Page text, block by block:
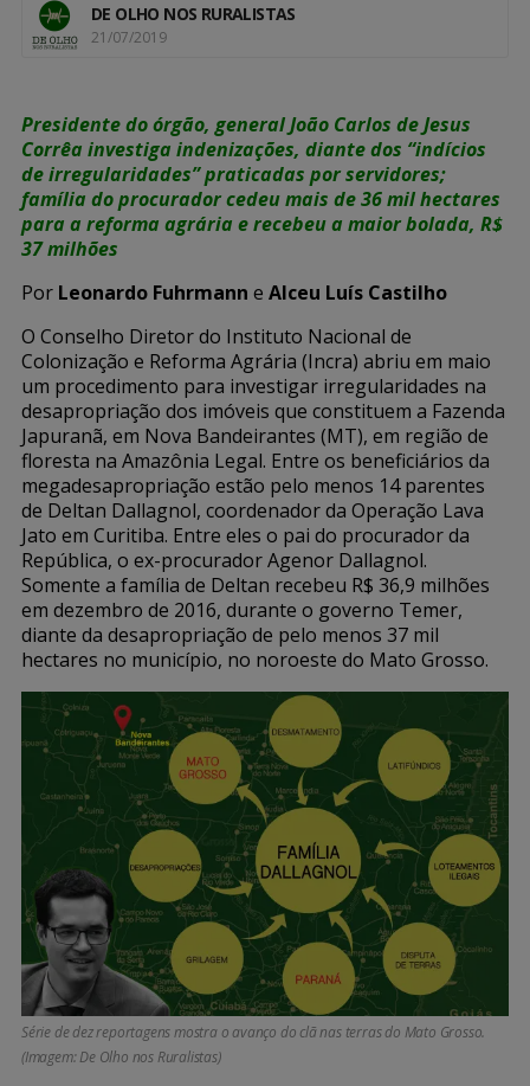
DE OLHO NOS RURALISTAS
21/07/2019
Presidente do órgão, general João Carlos de Jesus
Corrêa investiga indenizações, diante dos “indícios
de irregularidades” praticadas por servidores;
família do procurador cedeu mais de 36 mil hectares
para a reforma agrária e recebeu a maior bolada, R$
37 milhões
Por Leonardo Fuhrmann e Alceu Luís Castilho
O Conselho Diretor do Instituto Nacional de
Colonização e Reforma Agrária (Incra) abriu em maio
um procedimento para investigar irregularidades na
desapropriação dos imóveis que constituem a Fazenda
Japuranã, em Nova Bandeirantes (MT), em região de
floresta na Amazônia Legal. Entre os beneficiários da
megadesapropriação estão pelo menos 14 parentes
de Deltan Dallagnol, coordenador da Operação Lava
Jato em Curitiba. Entre eles o pai do procurador da
República, o ex-procurador Agenor Dallagnol.
Somente a família de Deltan recebeu R$ 36,9 milhões
em dezembro de 2016, durante o governo Temer,
diante da desapropriação de pelo menos 37 mil
hectares no município, no noroeste do Mato Grosso.
Série de dez reportagens mostra o avanço do clã nas terras do Mato Grosso.
(Imagem: De Olho nos Ruralistas)